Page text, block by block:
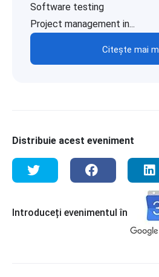
Software testing
Project management in...
Citește mai
Distribuie acest eveniment
Introduceți evenimentul în